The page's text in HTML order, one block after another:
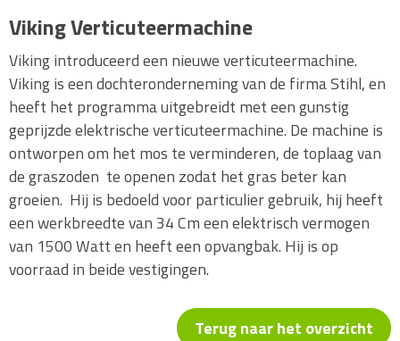
Viking Verticuteermachine
Viking introduceerd een nieuwe verticuteermachine.
Viking is een dochteronderneming van de firma Stihl, en
heeft het programma uitgebreidt met een gunstig
geprijzde elektrische verticuteermachine. De machine is
ontworpen om het mos te verminderen, de toplaag van
de graszoden te openen zodat het gras beter kan
groeien. Hij is bedoeld voor particulier gebruik, hij heeft
een werkbreedte van 34 Cm een elektrisch vermogen
van 1500 Watt en heeft een opvangbak. Hij is op
voorraad in beide vestigingen.
Terug naar het overzicht